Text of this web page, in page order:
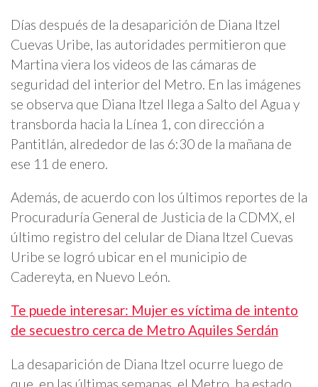
Días después de la desaparición de Diana Itzel
Cuevas Uribe, las autoridades permitieron que
Martina viera los videos de las cámaras de
seguridad del interior del Metro. En las imágenes
se observa que Diana Itzel llega a Salto del Agua y
transborda hacia la Línea 1, con dirección a
Pantitlán, alrededor de las 6:30 de la mañana de
ese 11 de enero.
Además, de acuerdo con los últimos reportes de la
Procuraduría General de Justicia de la CDMX, el
último registro del celular de Diana Itzel Cuevas
Uribe se logró ubicar en el municipio de
Cadereyta, en Nuevo León.
Te puede interesar: Mujer es víctima de intento
de secuestro cerca de Metro Aquiles Serdán
La desaparición de Diana Itzel ocurre luego de
que, en las últimas semanas, el Metro ha estado